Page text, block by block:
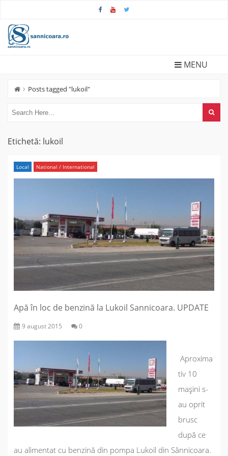
MENU
Posts tagged "lukoil"
Etichetă: lukoil
Local National / International
Apă în loc de benzină la Lukoil Sannicoara. UPDATE
9 august 2015 0
Aproxima
tiv 10
mașini s-
au oprit
brusc
după ce
au alimentat cu benzină din pompa Lukoil din Sânnicoara.